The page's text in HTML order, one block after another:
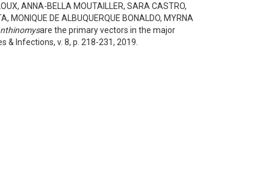
ANNA-BELLA MOUTAILLER, SARA CASTRO,
MONIQUE DE ALBUQUERQUE BONALDO, MYRNA
are the primary vectors in the major
& Infections, v. 8, p. 218-231, 2019.